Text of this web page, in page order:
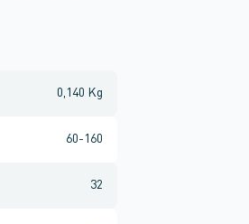
0,140 Kg
60-160
32